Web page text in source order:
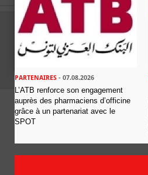
PARTENAIRES - 07.08.2026
L’ATB renforce son engagement
auprès des pharmaciens d’officine
grâce à un partenariat avec le
SPOT